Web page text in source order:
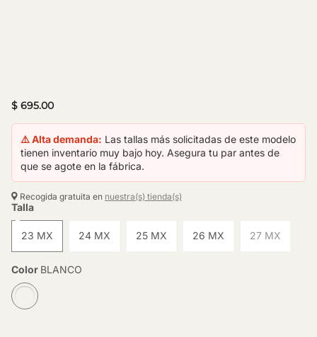
$ 695.00
⚠️ Alta demanda: Las tallas más solicitadas de este modelo
tienen inventario muy bajo hoy. Asegura tu par antes de
que se agote en la fábrica.
Recogida gratuita en nuestra(s) tienda(s)
Talla
23 MX 24 MX 25 MX 26 MX 27 MX
Color BLANCO